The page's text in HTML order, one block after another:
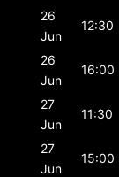
26
Jun
12:30
26
Jun
16:00
27
Jun
11:30
27
Jun
15:00